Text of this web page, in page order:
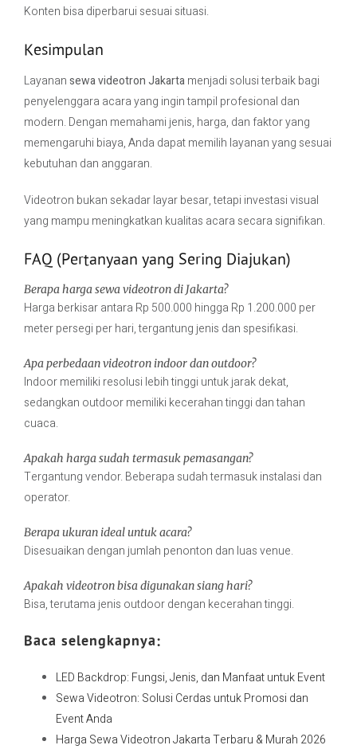
Konten bisa diperbarui sesuai situasi.
Kesimpulan
Layanansewa videotron Jakartamenjadi solusi terbaik bagi
penyelenggara acara yang ingin tampil profesional dan
modern. Dengan memahami jenis, harga, dan faktor yang
memengaruhi biaya, Anda dapat memilih layanan yang sesuai
kebutuhan dan anggaran.
Videotron bukan sekadar layar besar, tetapi investasi visual
yang mampu meningkatkan kualitas acara secara signifikan.
FAQ (Pertanyaan yang Sering Diajukan)
Berapa harga sewa videotron di Jakarta?
Harga berkisar antara Rp 500.000 hingga Rp 1.200.000 per
meter persegi per hari, tergantung jenis dan spesifikasi.
Apa perbedaan videotron indoor dan outdoor?
Indoor memiliki resolusi lebih tinggi untuk jarak dekat,
sedangkan outdoor memiliki kecerahan tinggi dan tahan
cuaca.
Apakah harga sudah termasuk pemasangan?
Tergantung vendor. Beberapa sudah termasuk instalasi dan
operator.
Berapa ukuran ideal untuk acara?
Disesuaikan dengan jumlah penonton dan luas venue.
Apakah videotron bisa digunakan siang hari?
Bisa, terutama jenis outdoor dengan kecerahan tinggi.
Baca selengkapnya:
LED Backdrop: Fungsi, Jenis, dan Manfaat untuk Event
Sewa Videotron: Solusi Cerdas untuk Promosi dan
Event Anda
Harga Sewa Videotron Jakarta Terbaru & Murah 2026